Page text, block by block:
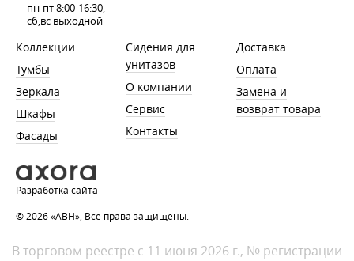
пн-пт 8:00-16:30,
сб,вс выходной
Коллекции
Тумбы
Зеркала
Шкафы
Фасады
Сидения для
унитазов
О компании
Сервис
Контакты
Доставка
Оплата
Замена и
возврат товара
Разработка сайта
© 2026 «АВН», Все права защищены.
В торговом реестре с 11 июня 2026 г., № регистрации